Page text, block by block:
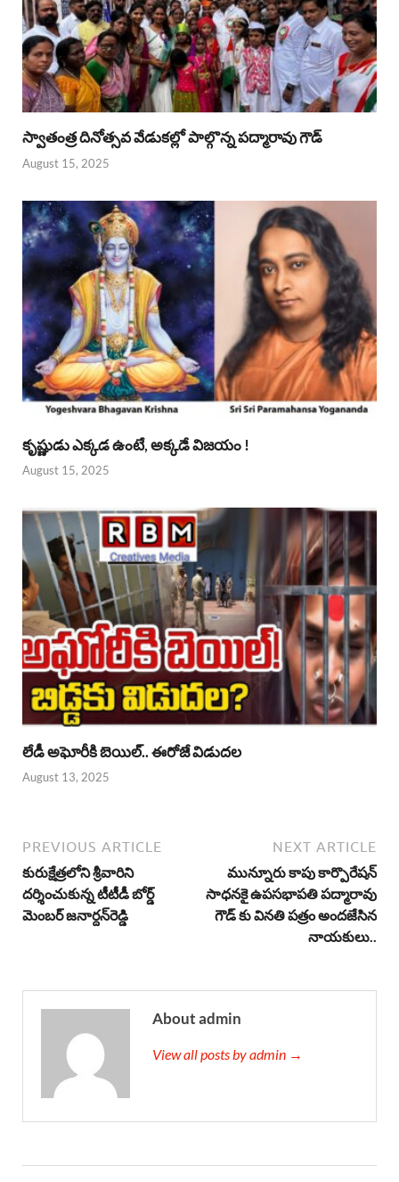
స్వాతంత్ర దినోత్సవ వేడుకల్లో పాల్గొన్న పద్మారావు గౌడ్
August 15, 2025
కృష్ణుడు ఎక్కడ ఉంటే, అక్కడే విజయం !
August 15, 2025
లేడీ అఘోరీకి బెయిల్.. ఈరోజే విడుదల
August 13, 2025
PREVIOUS ARTICLE
కురుక్షేత్రలోని శ్రీవారిని
దర్శించుకున్న టీటీడీ బోర్డ్
మెంబర్ జనార్దన్‌రెడ్డి
NEXT ARTICLE
మున్నూరు కాపు కార్పొరేషన్
సాధనకై ఉపసభాపతి పద్మారావు
గౌడ్ కు వినతి పత్రం అందజేసిన
నాయకులు..
About admin
View all posts by admin →